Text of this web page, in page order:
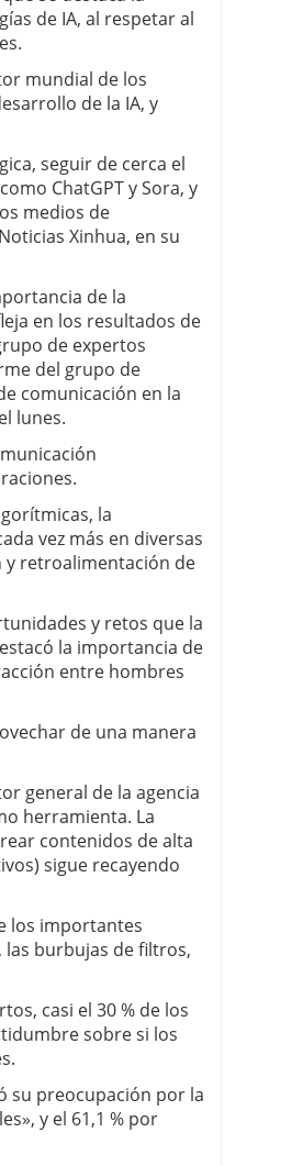
de IA, al respetar al
mundial de los
de la IA, y
seguir de cerca el
ChatGPT y Sora, y
medios de
Xinhua, en su
de la
en los resultados de
de expertos
del grupo de
comunicación en la
lunes.
la
vez más en diversas
y retroalimentación de
y retos que la
la importancia de
entre hombres
de una manera
general de la agencia
herramienta. La
contenidos de alta
sigue recayendo
los importantes
las burbujas de filtros,
casi el 30 % de los
sobre si los
su preocupación por la
y el 61,1 % por